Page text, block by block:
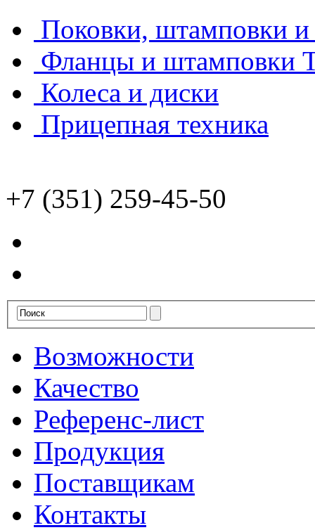
Поковки, штамповки и
Фланцы и штамповки
Колеса и диски
Прицепная техника
+7 (351) 259-45-50
Возможности
Качество
Референс-лист
Продукция
Поставщикам
Контакты